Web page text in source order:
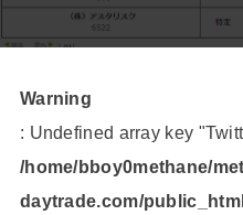
Warning
: Undefined array key
/home/bboy0methane/
daytrade.com/